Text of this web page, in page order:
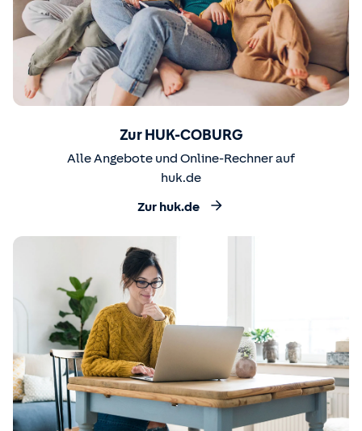
Zur HUK-COBURG
Alle Angebote und Online-Rechner auf
huk.de
Zur huk.de